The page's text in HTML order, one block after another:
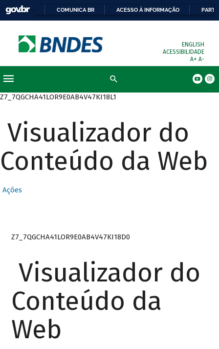
COMUNICA BR ACESSO À INFORMAÇÃO
ENGLISH
ACESSIBILIDADE
A+ A-
Z7_7QGCHA41LOR9E0AB4V47KI18L1
Visualizador do
Conteúdo da Web
Ações
Z7_7QGCHA41LOR9E0AB4V47KI18D0
Visualizador do
Conteúdo da
Web